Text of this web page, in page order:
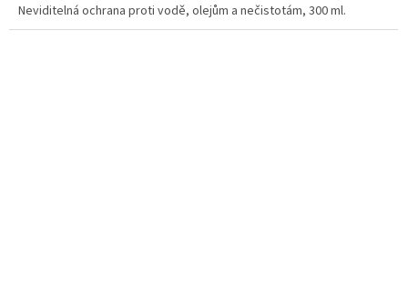
Neviditelná ochrana proti vodě, olejům a nečistotám, 300 ml.